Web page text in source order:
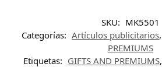
SKU: MK5501
Categorías: Artículos publicitarios,
PREMIUMS
Etiquetas: GIFTS AND PREMIUMS,